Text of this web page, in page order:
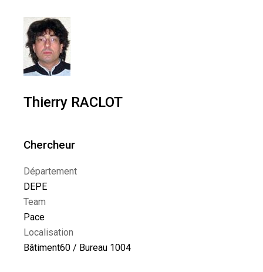
Thierry RACLOT
Chercheur
Département
DEPE
Team
Pace
Localisation
Bâtiment60 / Bureau 1004